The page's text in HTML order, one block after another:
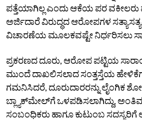
ಪತ್ತೆಯಾಗಿಲ್ಲ ಎಂದು ಆಕೆಯ ಪರ ವಕೀಲರು
ಅರ್ಜಿದಾರೆ ವಿರುದ್ಧದ ಆರೋಪಗಳ
ವಿಚಾರಣೆಯ ಮೂಲಕವಷ್ಟೇ ನಿರ್ಧರಿಸಲು
ಪ್ರಕರಣದ ದೂರು, ಆರೋಪ ಪಟ್ಟಿಯ
ಮುಂದೆ ದಾಖಲಿಸಲಾದ ಸಂತ್ತಸ್ತೆಯ
ಗಮನಿಸಿದರೆ, ದೂರುದಾರರನ್ನು ಲೈಂಗಿಕ
ಬ್ಲ್ಯಾಕ್‌ಮೇಲ್‌ಗೆ ಒಳಪಡಿಸಲಾಗಿದ್ದು,
ಸಂಬಂಧಿಕರು ಹಾಗೂ ಕುಟುಂಬ